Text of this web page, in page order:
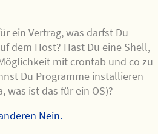
ein Vertrag, was darfst Du
dem Host? Hast Du eine Shell,
mit crontab und co zu
Du Programme installieren
was ist das für ein OS)?
Nein.